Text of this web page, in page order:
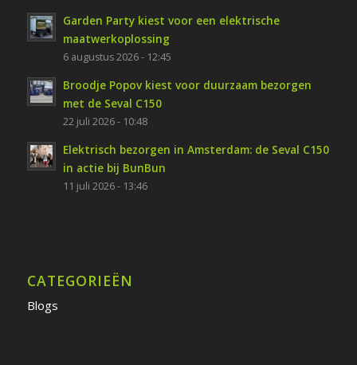
Garden Party kiest voor een elektrische
maatwerkoplossing
6 augustus 2026 - 12:45
Broodje Popov kiest voor duurzaam bezorgen
met de Seval C150
22 juli 2026 - 10:48
Elektrisch bezorgen in Amsterdam: de Seval C150
in actie bij BunBun
11 juli 2026 - 13:46
CATEGORIEËN
Blogs